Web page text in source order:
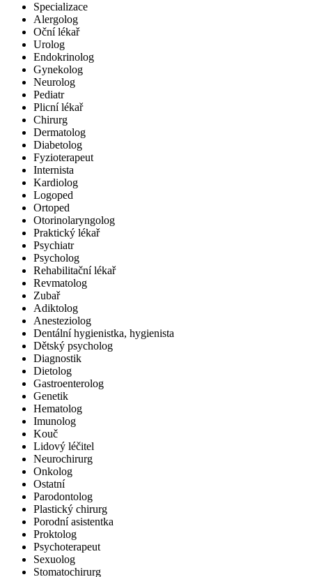
Specializace
Alergolog
Oční lékař
Urolog
Endokrinolog
Gynekolog
Neurolog
Pediatr
Plicní lékař
Chirurg
Dermatolog
Diabetolog
Fyzioterapeut
Internista
Kardiolog
Logoped
Ortoped
Otorinolaryngolog
Praktický lékař
Psychiatr
Psycholog
Rehabilitační lékař
Revmatolog
Zubař
Adiktolog
Anesteziolog
Dentální hygienistka, hygienista
Dětský psycholog
Diagnostik
Dietolog
Gastroenterolog
Genetik
Hematolog
Imunolog
Kouč
Lidový léčitel
Neurochirurg
Onkolog
Ostatní
Parodontolog
Plastický chirurg
Porodní asistentka
Proktolog
Psychoterapeut
Sexuolog
Stomatochirurg